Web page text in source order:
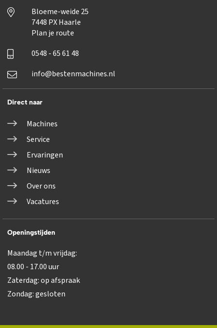
Bloeme-weide 25
7448 PX Haarle
Plan je route
0548 - 65 61 48
info@bestenmachines.nl
Direct naar
Machines
Service
Ervaringen
Nieuws
Over ons
Vacatures
Openingstijden
Maandag t/m vrijdag:
08.00 - 17.00 uur
Zaterdag: op afspraak
Zondag: gesloten